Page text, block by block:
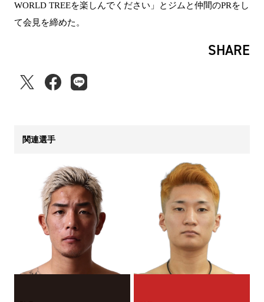
WORLD TREEを楽しんでください」とジムと仲間のPRをし
て会見を締めた。
SHARE
関連選手